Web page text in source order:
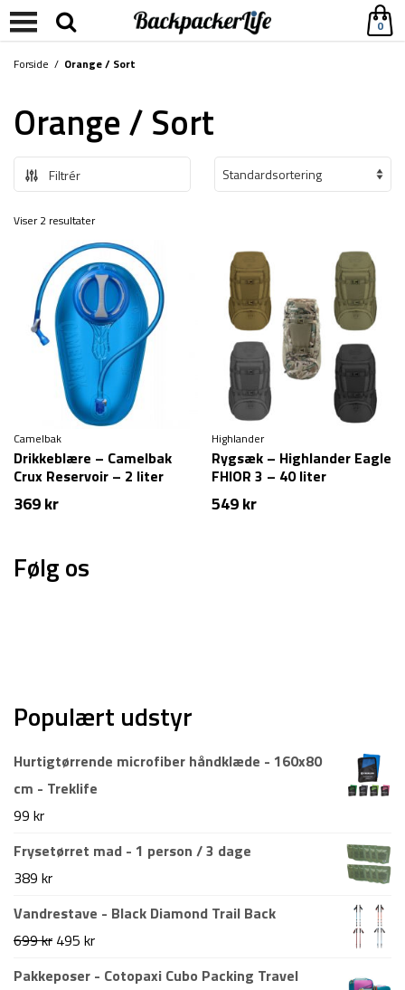
0
Forside / Orange / Sort
Orange / Sort
Filtrér
Viser 2 resultater
Camelbak
Drikkeblære – Camelbak
Crux Reservoir – 2 liter
369kr
Highlander
Rygsæk – Highlander Eagle
FHIOR 3 – 40 liter
549kr
Følg os
Populært udstyr
Hurtigtørrende microfiber håndklæde - 160x80
cm - Treklife
99 kr
Frysetørret mad - 1 person / 3 dage
389 kr
Vandrestave - Black Diamond Trail Back
699kr Den
oprindelige
495 krDen
aktuelle
Pakkeposer - Cotopaxi Cubo Packing Travel